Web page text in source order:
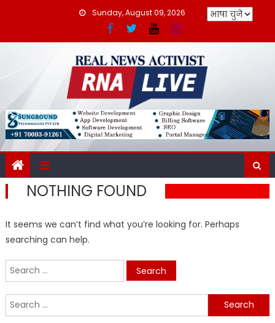
Sunday, August 09, 2026
NOTHING FOUND
It seems we can’t find what you’re looking for. Perhaps
searching can help.
Search
for:
Search
for: